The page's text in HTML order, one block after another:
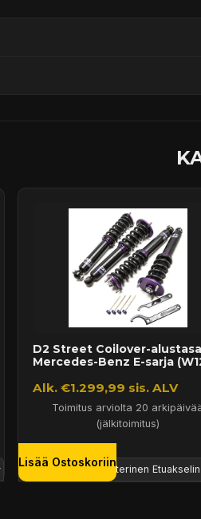
D2 Street Coilover-
Mercedes-Benz E-sarja
Alk. €1.299,99 sis. ALV
Toimitus arviolta 20
(jälkitoimitus)
Lisää Ostoskoriin